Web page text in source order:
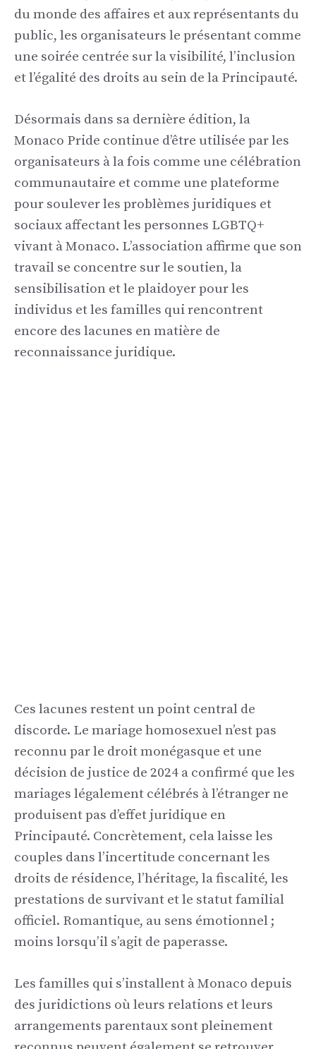
du monde des affaires et aux représentants du
public, les organisateurs le présentant comme
une soirée centrée sur la visibilité, l’inclusion
et l’égalité des droits au sein de la Principauté.
Désormais dans sa dernière édition, la
Monaco Pride continue d’être utilisée par les
organisateurs à la fois comme une célébration
communautaire et comme une plateforme
pour soulever les problèmes juridiques et
sociaux affectant les personnes LGBTQ+
vivant à Monaco. L’association affirme que son
travail se concentre sur le soutien, la
sensibilisation et le plaidoyer pour les
individus et les familles qui rencontrent
encore des lacunes en matière de
reconnaissance juridique.
Ces lacunes restent un point central de
discorde. Le mariage homosexuel n’est pas
reconnu par le droit monégasque et une
décision de justice de 2024 a confirmé que les
mariages légalement célébrés à l’étranger ne
produisent pas d’effet juridique en
Principauté. Concrètement, cela laisse les
couples dans l’incertitude concernant les
droits de résidence, l’héritage, la fiscalité, les
prestations de survivant et le statut familial
officiel. Romantique, au sens émotionnel ;
moins lorsqu’il s’agit de paperasse.
Les familles qui s’installent à Monaco depuis
des juridictions où leurs relations et leurs
arrangements parentaux sont pleinement